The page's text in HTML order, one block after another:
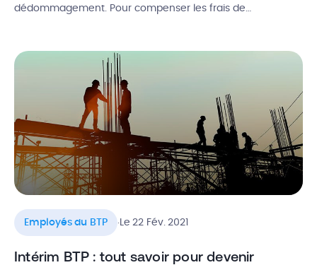
dédommagement. Pour compenser les frais de
Défini par la convention collective du BTP, le montant de
ces primes varie suivant un […]
Employés du BTP . Le 22 Fév. 2021
Intérim BTP : tout savoir pour devenir